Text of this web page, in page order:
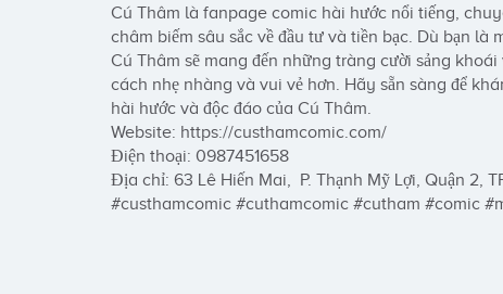
Cú Thâm là fanpage comic hài hước nổi tiếng,
châm biếm sâu sắc về đầu tư và tiền bạc. Dù bạn
Cú Thâm sẽ mang đến những tràng cười sảng
cách nhẹ nhàng và vui vẻ hơn. Hãy sẵn sàng để
hài hước và độc đáo của Cú Thâm.
Website: https://custhamcomic.com/
Điện thoại: 0987451658
Địa chỉ: 63 Lê Hiến Mai,  P. Thạnh Mỹ Lợi, Quận 2,
#custhamcomic #cuthamcomic #cutham #comic